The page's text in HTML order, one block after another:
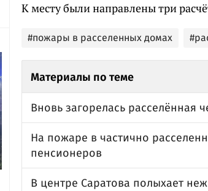
К месту были направлены три
#пожары в расселенных домах
Материалы по теме
Вновь загорелась расселённая
На пожаре в частично
пенсионеров
В центре Саратова полыхает